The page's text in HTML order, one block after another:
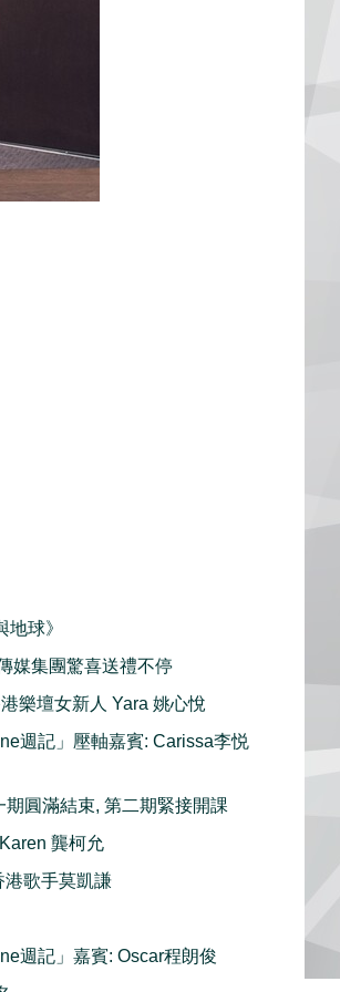
球》
媒集團驚喜送禮不停
樂壇女新人 Yara 姚心悅
週記」壓軸嘉賓: Carissa李悦
圓滿結束, 第二期緊接開課
龔柯允
港歌手莫凱謙
週記」嘉賓: Oscar程朗俊